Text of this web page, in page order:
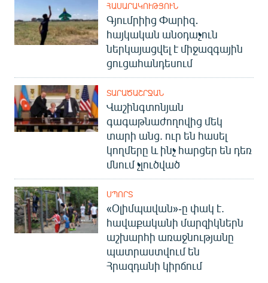
ՀԱՍԱՐԱԿՈՒԹՅՈՒՆ
Գյումրիից Փարիզ․
հայկական անօդաչուն
ներկայացվել է միջազգային
ցուցահանդեսում
ՏԱՐԱԾԱՇՐՋԱՆ
Վաշինգտոնյան
գագաթնաժողովից մեկ
տարի անց. ուր են հասել
կողմերը և ինչ հարցեր են դեռ
մնում չլուծված
ՍՊՈՐՏ
«Օլիմպավան»-ը փակ է.
հավաքականի մարզիկներն
աշխարհի առաջնությանը
պատրաստվում են
Հրազդանի կիրճում